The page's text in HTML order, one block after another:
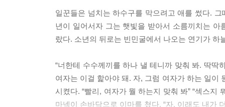
일꾼들은 넘치는 하수구를 막으려고 애를 썼다.
년이 일어서자 그는 햇빛을 받아서 소름끼치는
랐다. 소년의 뒤로는 빈민굴에서 나오는 연기가
“너한테 수수께끼를 하나 낼 테니까 맞춰 봐. 딱
여자는 이걸 핥아야 돼. 자, 그럼 여자가 하는 일이
시켰다. “빨리, 여자가 뭘 하는지 맞춰 봐” “섹스지
마넥이 손바닥으로 이마를 쳤다. “자, 이래도 내가